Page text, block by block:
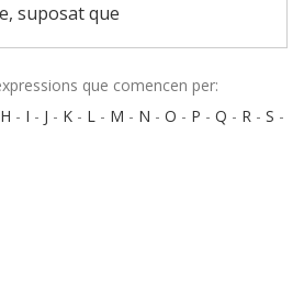
suposat que
que comencen per:
H - I - J - K - L - M - N - O - P - Q - R - S -